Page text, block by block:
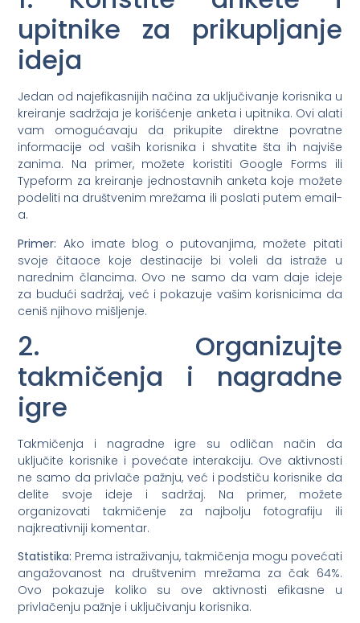
upitnike za prikupljanje
ideja
Jedan od najefikasnijih načina za uključivanje korisnika u
kreiranje sadržaja je korišćenje anketa i upitnika. Ovi alati
vam omogućavaju da prikupite direktne povratne
informacije od vaših korisnika i shvatite šta ih najviše
zanima. Na primer, možete koristiti Google Forms ili
Typeform za kreiranje jednostavnih anketa koje možete
podeliti na društvenim mrežama ili poslati putem email-
a.
Primer: Ako imate blog o putovanjima, možete pitati
svoje čitaoce koje destinacije bi voleli da istraže u
narednim člancima. Ovo ne samo da vam daje ideje
za budući sadržaj, već i pokazuje vašim korisnicima da
ceniš njihovo mišljenje.
2. Organizujte
takmičenja i nagradne
igre
Takmičenja i nagradne igre su odličan način da
uključite korisnike i povećate interakciju. Ove aktivnosti
ne samo da privlače pažnju, već i podstiču korisnike da
delite svoje ideje i sadržaj. Na primer, možete
organizovati takmičenje za najbolju fotografiju ili
najkreativniji komentar.
Statistika: Prema istraživanju, takmičenja mogu povećati
angažovanost na društvenim mrežama za čak 64%.
Ovo pokazuje koliko su ove aktivnosti efikasne u
privlačenju pažnje i uključivanju korisnika.